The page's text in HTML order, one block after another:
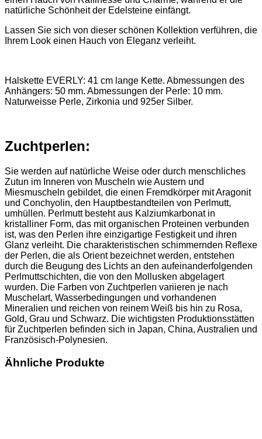
natürliche Schönheit der Edelsteine einfängt.
Lassen Sie sich von dieser schönen Kollektion verführen, die
Ihrem Look einen Hauch von Eleganz verleiht.
Halskette EVERLY: 41 cm lange Kette. Abmessungen des
Anhängers: 50 mm. Abmessungen der Perle: 10 mm.
Naturweisse Perle, Zirkonia und 925er Silber.
Zuchtperlen:
Sie werden auf natürliche Weise oder durch menschliches
Zutun im Inneren von Muscheln wie Austern und
Miesmuscheln gebildet, die einen Fremdkörper mit Aragonit
und Conchyolin, den Hauptbestandteilen von Perlmutt,
umhüllen. Perlmutt besteht aus Kalziumkarbonat in
kristalliner Form, das mit organischen Proteinen verbunden
ist, was den Perlen ihre einzigartige Festigkeit und ihren
Glanz verleiht. Die charakteristischen schimmernden Reflexe
der Perlen, die als Orient bezeichnet werden, entstehen
durch die Beugung des Lichts an den aufeinanderfolgenden
Perlmuttschichten, die von den Mollusken abgelagert
wurden. Die Farben von Zuchtperlen variieren je nach
Muschelart, Wasserbedingungen und vorhandenen
Mineralien und reichen von reinem Weiß bis hin zu Rosa,
Gold, Grau und Schwarz. Die wichtigsten Produktionsstätten
für Zuchtperlen befinden sich in Japan, China, Australien und
Französisch-Polynesien.
Ähnliche Produkte